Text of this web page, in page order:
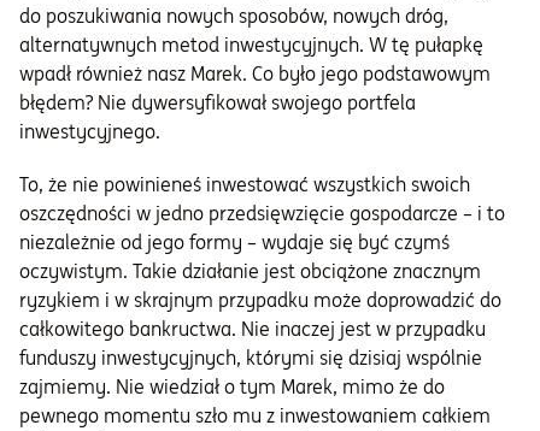
do poszukiwania nowych sposobów, nowych dróg,
alternatywnych metod inwestycyjnych. W tę pułapkę
wpadł również nasz Marek. Co było jego podstawowym
błędem? Nie dywersyfikował swojego portfela
inwestycyjnego.
To, że nie powinieneś inwestować wszystkich swoich
oszczędności w jedno przedsięwzięcie gospodarcze – i to
niezależnie od jego formy – wydaje się być czymś
oczywistym. Takie działanie jest obciążone znacznym
ryzykiem i w skrajnym przypadku może doprowadzić do
całkowitego bankructwa. Nie inaczej jest w przypadku
funduszy inwestycyjnych, którymi się dzisiaj wspólnie
zajmiemy. Nie wiedział o tym Marek, mimo że do
pewnego momentu szło mu z inwestowaniem całkiem